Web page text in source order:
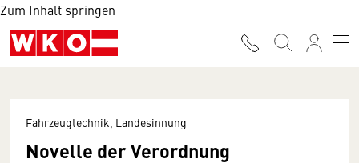
Zum Inhalt springen
Fahrzeugtechnik, Landesinnung
Novelle der Verordnung